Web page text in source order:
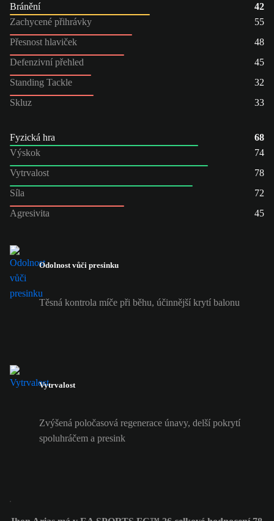
Bránění
42
Zachycené přihrávky
55
Přesnost hlaviček
48
Defenzivní přehled
45
Standing Tackle
32
Skluz
33
Fyzická hra
68
Výskok
74
Vytrvalost
78
Síla
72
Agresivita
45
Odolnost vůči presinku
Těsná kontrola míče při běhu, účinnější krytí balonu
Vytrvalost
Zvýšená poločasová regenerace únavy, delší pokrytí
spoluhráčem a presink